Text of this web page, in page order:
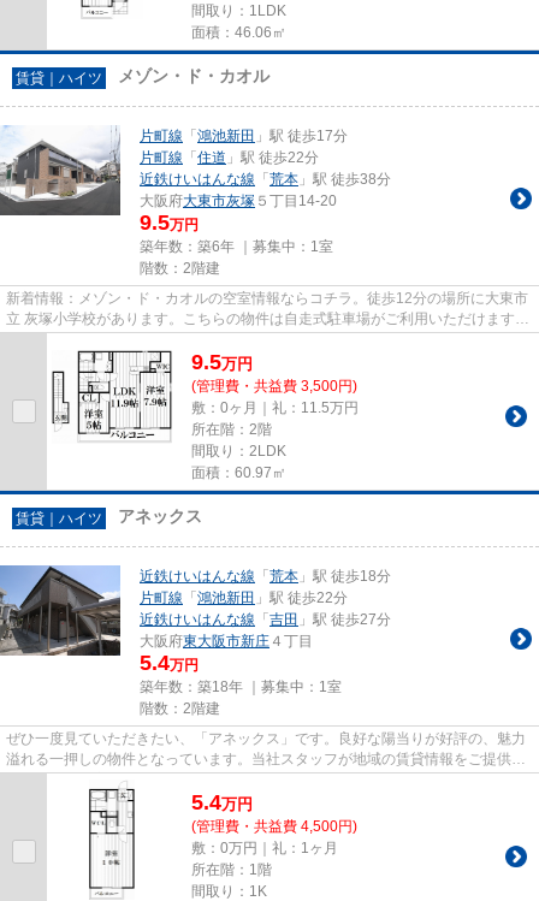
間取り：1LDK
面積：46.06㎡
賃貸｜ハイツ メゾン・ド・カオル
片町線 「 鴻池新田 」駅 徒歩17分
片町線 「 住道 」駅 徒歩22分
近鉄けいはんな線 「 荒本 」駅 徒歩38分
大阪府大東市灰塚 ５丁目14-20
9.5万円
築年数：築6年 ｜募集中： 1室
階数：2階建
新着情報：メゾン・ド・カオルの空室情報ならコチラ。徒歩12分の場所に大東市
立 灰塚小学校があります。こちらの物件は自走式駐車場がご利用いただけます。
9.5万円
(管理費・共益費 3,500円)
敷：0ヶ月｜礼：11.5万円
所在階：2階
間取り：2LDK
面積：60.97㎡
賃貸｜ハイツ アネックス
近鉄けいはんな線 「 荒本 」駅 徒歩18分
片町線 「 鴻池新田 」駅 徒歩22分
近鉄けいはんな線 「 吉田 」駅 徒歩27分
大阪府東大阪市新庄 ４丁目
5.4万円
築年数：築18年 ｜募集中： 1室
階数：2階建
ぜひ一度見ていただきたい、「アネックス」です。良好な陽当りが好評の、魅力
溢れる一押しの物件となっています。当社スタッフが地域の賃貸情報をご提供い
たします。お客様のこだわり...
5.4万円
(管理費・共益費 4,500円)
敷：0万円｜礼：1ヶ月
所在階：1階
間取り：1K